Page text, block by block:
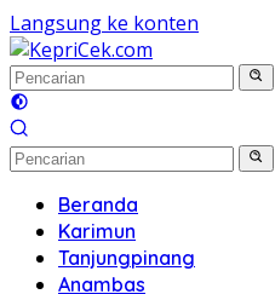
Langsung ke konten
Beranda
Karimun
Tanjungpinang
Anambas